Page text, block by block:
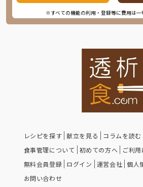
※すべての機能の利用・登録等に費用は一
レシピを探す 献立を見る コラムを読む
食事管理について
初めての方へ
ご利
無料会員登録 ログイン 運営会社 個人
お問い合わせ